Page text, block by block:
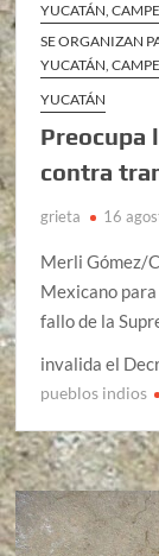
YUCATÁN,
SE ORGANIZAN
YUCATÁN,
YUCATÁN
Preocupa
contra
grieta 16
Merli Gómez/
Mexicano
fallo de la
invalida el
pueblos indios